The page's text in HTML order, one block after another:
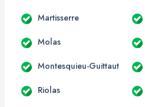
Martisserre
Molas
Montesquieu-Guittaut
Riolas